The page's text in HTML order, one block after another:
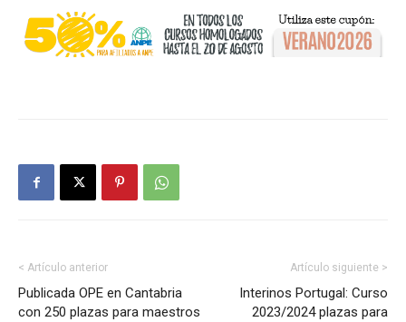
< Artículo anterior
Publicada OPE en Cantabria
con 250 plazas para maestros
Artículo siguiente >
Interinos Portugal: Curso
2023/2024 plazas para